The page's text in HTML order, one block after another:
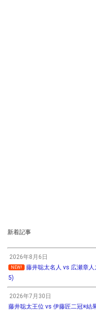
新着記事
2026年8月6日
NEW!
藤井聡太名人 vs 広瀬章
5)
2026年7月30日
藤井聡太王位 vs 伊藤匠二冠※